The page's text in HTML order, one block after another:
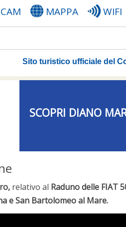
MAPPA WIFI
Sito turistico ufficiale del
SCOPRI DIANO
relativo al Raduno delle FIAT
e San Bartolomeo al Mare.